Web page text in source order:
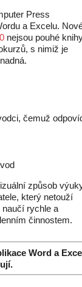
Press
a Excelu.
nejsou pouhé
s nimiž je
čemuž
způsob
který netouží
naučí rychle a
činnostem.
Word a